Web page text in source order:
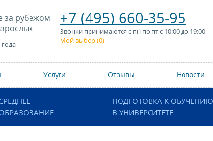
за рубежом
года
+7 (495) 660-35-95
Звонки принимаются с пн по пт с 10:00 до 19:00
Мой выбор (0)
Услуги Отзывы Новости
СРЕДНЕЕ
ОБРАЗОВАНИЕ
ПОДГОТОВКА К ОБУЧЕНИЮ
В УНИВЕРСИТЕТЕ